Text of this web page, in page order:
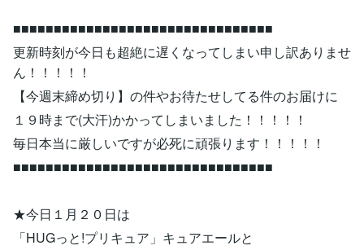
■■■■■■■■■■■■■■■■■■■■■■■■■■■■■■■■
更新時刻が今日も超絶に遅くなってしまい申し訳ありませ
ん！！！！！
【今週末締め切り】の件やお待たせしてる件のお届けに
１９時まで(大汗)かかってしまいました！！！！！
毎日本当に厳しいですが必死に頑張ります！！！！！
■■■■■■■■■■■■■■■■■■■■■■■■■■■■■■■■
★今日１月２０日は
「HUGっと!プリキュア」キュアエールと